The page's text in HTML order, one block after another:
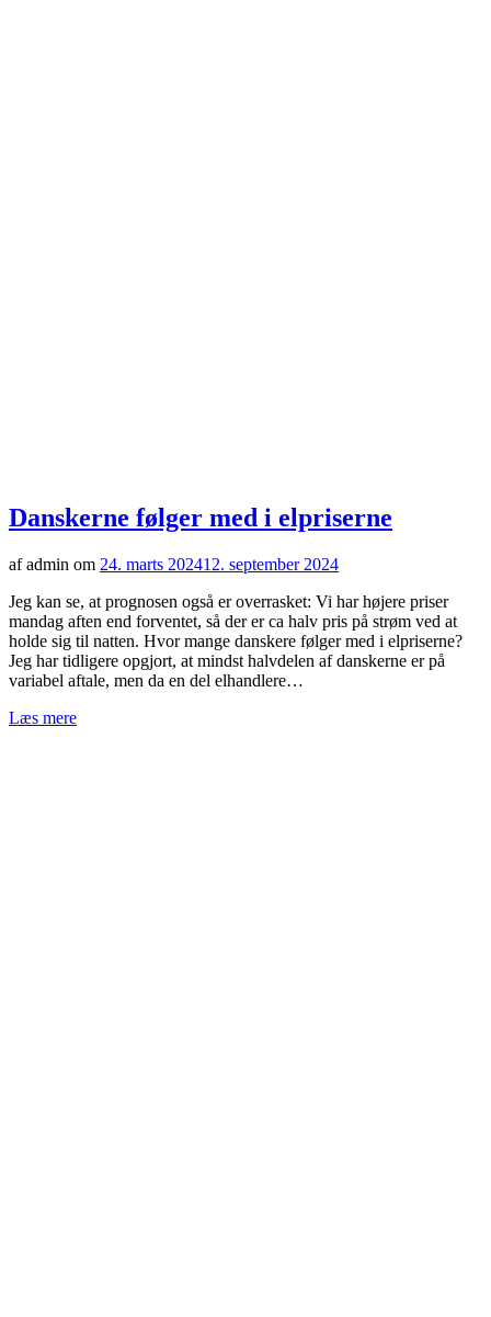
Danskerne følger med i elpriserne
af admin om 24. marts 202412. september 2024
Jeg kan se, at prognosen også er overrasket: Vi har højere priser
mandag aften end forventet, så der er ca halv pris på strøm ved at
holde sig til natten. Hvor mange danskere følger med i elpriserne?
Jeg har tidligere opgjort, at mindst halvdelen af danskerne er på
variabel aftale, men da en del elhandlere…
Læs mere